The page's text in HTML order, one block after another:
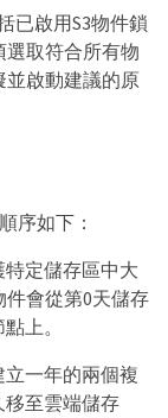
已啟用S3物件鎖
選取符合所有物
並啟動建議的原
序如下：
定儲存區中大
件會從第0天儲存
上。
一年的兩個複
至雲端儲存